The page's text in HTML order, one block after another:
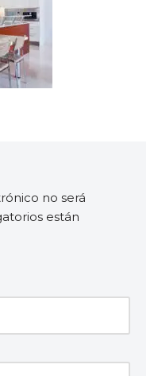
no será
están